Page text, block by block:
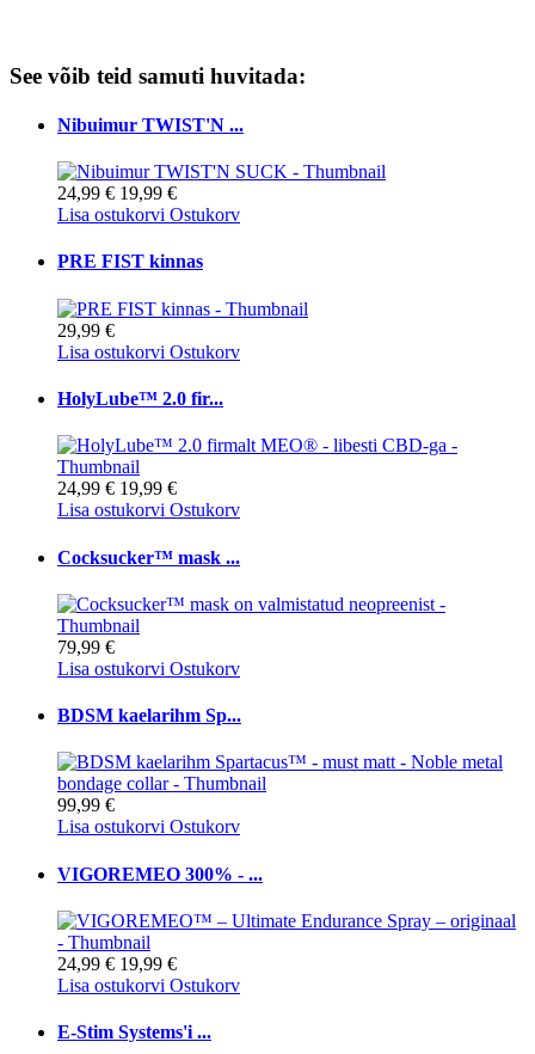
See võib teid samuti huvitada:
Nibuimur TWIST'N ...
24,99 € 19,99 €
Lisa ostukorvi Ostukorv
PRE FIST kinnas
29,99 €
Lisa ostukorvi Ostukorv
HolyLube™ 2.0 fir...
24,99 € 19,99 €
Lisa ostukorvi Ostukorv
Cocksucker™ mask ...
79,99 €
Lisa ostukorvi Ostukorv
BDSM kaelarihm Sp...
99,99 €
Lisa ostukorvi Ostukorv
VIGOREMEO 300% - ...
24,99 € 19,99 €
Lisa ostukorvi Ostukorv
E-Stim Systems'i ...